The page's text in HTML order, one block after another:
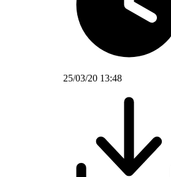
25/03/20 13:48